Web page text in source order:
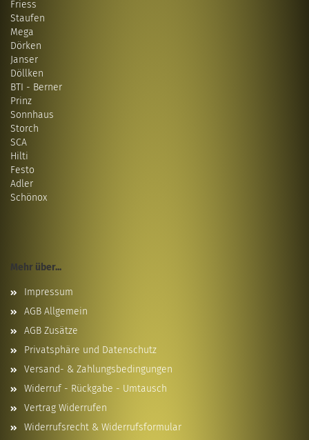
Friess
Staufen
Mega
Dörken
Janser
Döllken
BTI - Berner
Prinz
Sonnhaus
Storch
SCA
Hilti
Festo
Adler
Schönox
Mehr über...
Impressum
AGB Allgemein
AGB Zusätze
Privatsphäre und Datenschutz
Versand- & Zahlungsbedingungen
Widerruf - Rückgabe - Umtausch
Vertrag Widerrufen
Widerrufsrecht & Widerrufsformular